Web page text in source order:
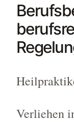
Verliehen